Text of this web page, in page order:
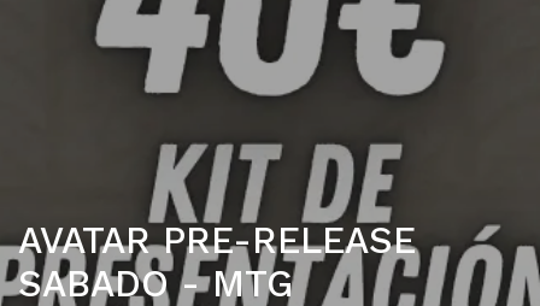
AVATAR PRE-RELEASE
SABADO - MTG